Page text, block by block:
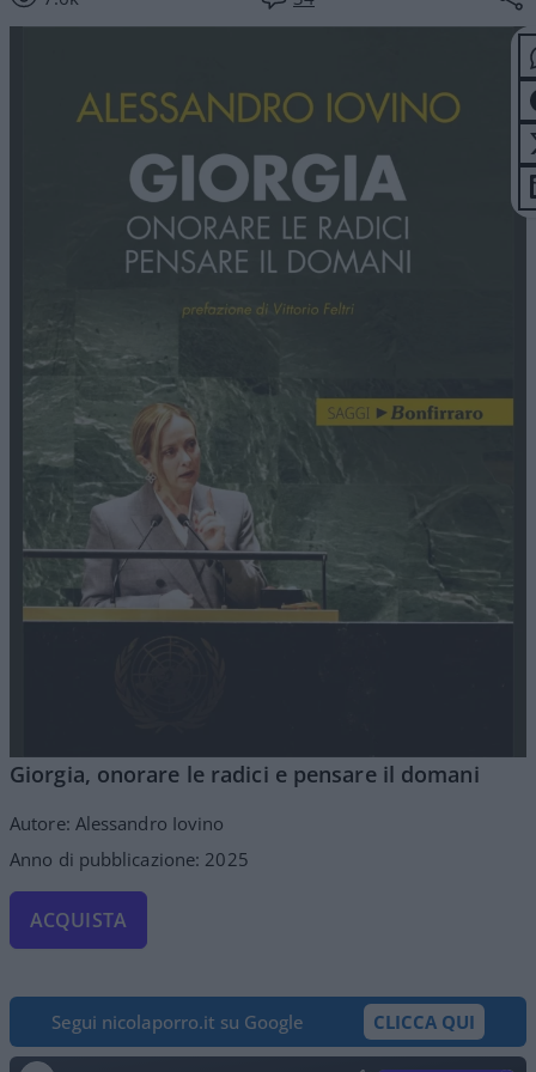
Giorgia, onorare le radici e pensare il domani
Autore: Alessandro Iovino
Anno di pubblicazione: 2025
ACQUISTA
Segui nicolaporro.it su Google CLICCA QUI